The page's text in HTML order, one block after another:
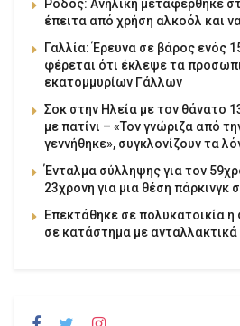
Ρόδος: Ανήλικη μεταφέρθηκε
έπειτα από χρήση αλκοόλ και
Γαλλία: Έρευνα σε βάρος ενός
φέρεται ότι έκλεψε τα
εκατομμυρίων Γάλλων
Σοκ στην Ηλεία με τον θάνατο
με πατίνι – «Τον γνώριζα από
γεννήθηκε», συγκλονίζουν τα
Ένταλμα σύλληψης για τον
23χρονη για μια θέση πάρκινγκ
Επεκτάθηκε σε πολυκατοικία
σε κατάστημα με ανταλλακτικά